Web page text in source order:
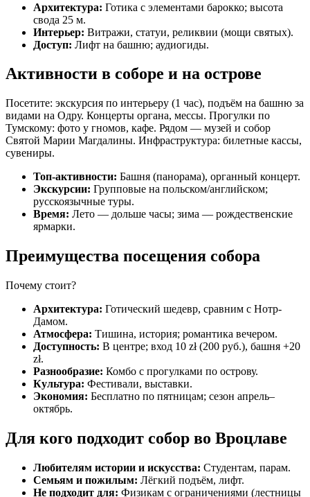
Архитектура: Готика с элементами барокко; высота
свода 25 м.
Интерьер: Витражи, статуи, реликвии (мощи святых).
Доступ: Лифт на башню; аудиогиды.
Активности в соборе и на острове
Посетите: экскурсия по интерьеру (1 час), подъём на башню за
видами на Одру. Концерты органа, мессы. Прогулки по
Тумскому: фото у гномов, кафе. Рядом — музей и собор
Святой Марии Магдалины. Инфраструктура: билетные кассы,
сувениры.
Топ-активности: Башня (панорама), органный концерт.
Экскурсии: Групповые на польском/английском;
русскоязычные туры.
Время: Лето — дольше часы; зима — рождественские
ярмарки.
Преимущества посещения собора
Почему стоит?
Архитектура: Готический шедевр, сравним с Нотр-
Дамом.
Атмосфера: Тишина, история; романтика вечером.
Доступность: В центре; вход 10 zł (200 руб.), башня +20
zł.
Разнообразие: Комбо с прогулками по острову.
Культура: Фестивали, выставки.
Экономия: Бесплатно по пятницам; сезон апрель–
октябрь.
Для кого подходит собор во Вроцлаве
Любителям истории и искусства: Студентам, парам.
Семьям и пожилым: Лёгкий подъём, лифт.
Не подходит для: Физикам с ограничениями (лестницы